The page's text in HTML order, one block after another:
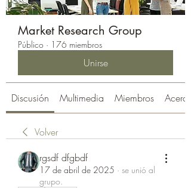
Market Research Group
Público · 176 miembros
Unirse
Discusión Multimedia Miembros Acerca
Volver
rgsdf dfgbdf
17 de abril de 2025 · se unió al
grupo.